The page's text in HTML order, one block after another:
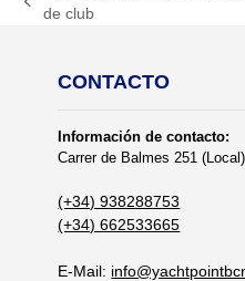
previous
de club
CONTACTO
Información de contacto:
Carrer de Balmes 251
(+34) 938288753
(+34) 662533665
E-Mail: